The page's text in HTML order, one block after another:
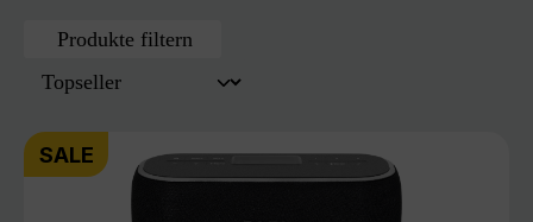
Produkte filtern
SALE